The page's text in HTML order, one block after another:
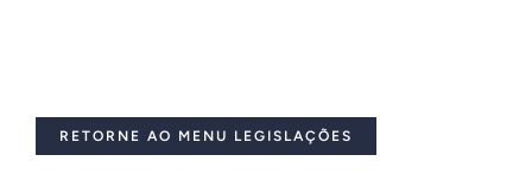
RETORNE AO MENU LEGISLAÇÕES